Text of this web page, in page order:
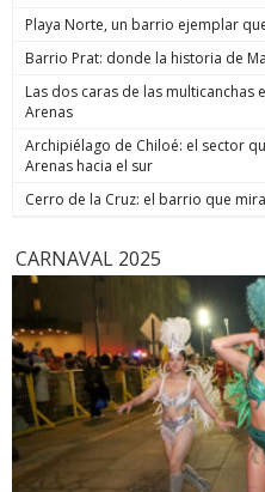
Playa Norte, un barrio ejemplar
Barrio Prat: donde la historia de
Las dos caras de las
Arenas
Archipiélago de Chiloé: el sector
Arenas hacia el sur
Cerro de la Cruz: el barrio que
CARNAVAL 2025